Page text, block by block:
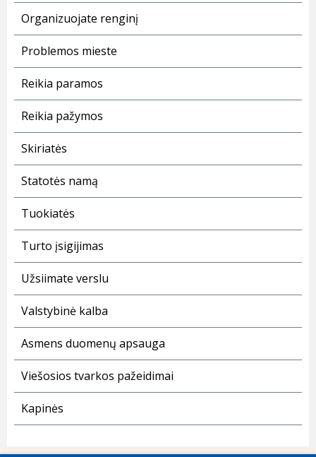
Organizuojate renginį
Problemos mieste
Reikia paramos
Reikia pažymos
Skiriatės
Statotės namą
Tuokiatės
Turto įsigijimas
Užsiimate verslu
Valstybinė kalba
Asmens duomenų apsauga
Viešosios tvarkos pažeidimai
Kapinės